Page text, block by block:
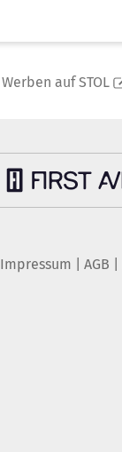
Werben auf STOL
Impressum AGB